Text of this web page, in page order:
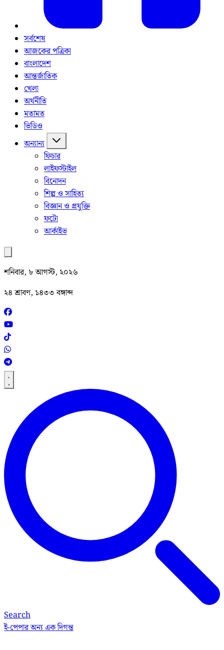
সর্বশেষ
আজকের পত্রিকা
বাংলাদেশ
আন্তর্জাতিক
খেলা
অর্থনীতি
মতামত
ভিডিও
অন্যান্য
ফিচার
লাইফস্টাইল
বিনোদন
শিল্প ও সাহিত্য
বিজ্ঞান ও প্রযুক্তি
ফটো
আর্কাইভ
শনিবার, ৮ আগস্ট, ২০২৬
২৪ শ্রাবণ, ১৪৩৩ বঙ্গাব্দ
Search
ই-পেপারঅন্য এক দিগন্ত